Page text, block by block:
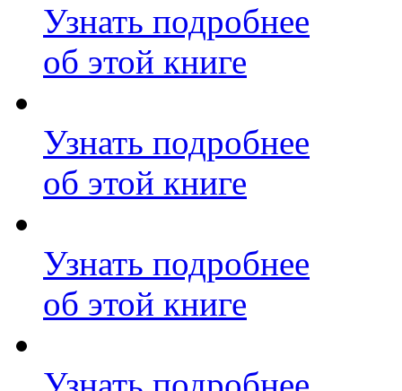
Узнать подробнее
об этой книге
Узнать подробнее
об этой книге
Узнать подробнее
об этой книге